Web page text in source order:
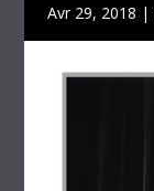
Avr 29, 2018 |